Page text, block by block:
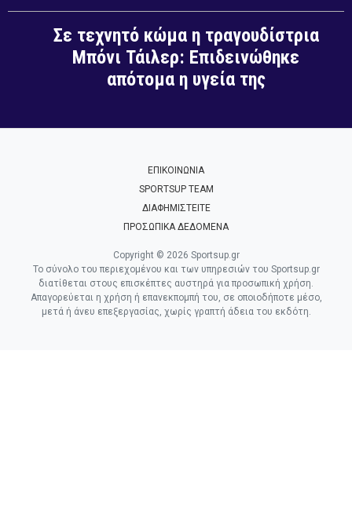
Σε τεχνητό κώμα η τραγουδίστρια
Μπόνι Τάιλερ: Επιδεινώθηκε
απότομα η υγεία της
ΕΠΙΚΟΙΝΩΝΙΑ
SPORTSUP TEAM
ΔΙΑΦΗΜΙΣΤΕΙΤΕ
ΠΡΟΣΩΠΙΚΑ ΔΕΔΟΜΕΝΑ
Copyright © 2026 Sportsup.gr
Το σύνολο του περιεχομένου και των υπηρεσιών του Sportsup.gr
διατίθεται στους επισκέπτες αυστηρά για προσωπική χρήση.
Απαγορεύεται η χρήση ή επανεκπομπή του, σε οποιοδήποτε μέσο,
μετά ή άνευ επεξεργασίας, χωρίς γραπτή άδεια του εκδότη.